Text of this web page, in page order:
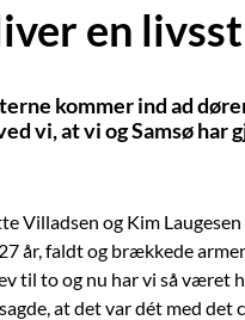
en
kommer ind ad
vi, at vi og Samsø
Villadsen og Kim
år, faldt og brækkede
til to og nu har vi så været
at det var dét med